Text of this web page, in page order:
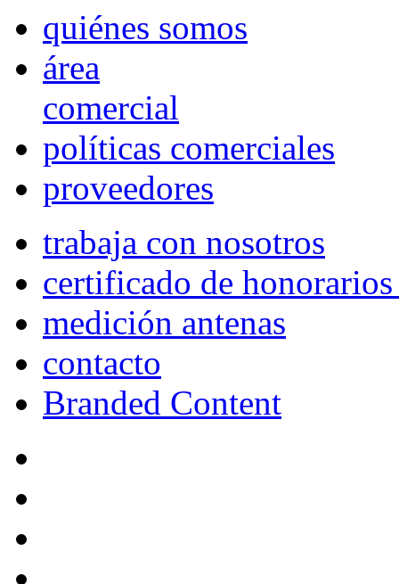
quiénes somos
área
comercial
políticas comerciales
proveedores
trabaja con nosotros
certificado de
medición antenas
contacto
Branded Content